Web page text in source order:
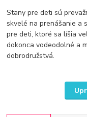
Stany pre deti sú
skvelé na prenášanie a
pre deti, ktoré sa líšia
dokonca vodeodolné a
dobrodružstvá.